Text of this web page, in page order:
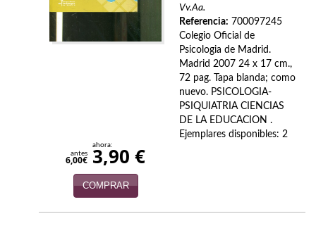
Vv.Aa.
Referencia: 700097245
Colegio Oficial de
Psicologia de Madrid.
Madrid 2007 24 x 17 cm.,
72 pag. Tapa blanda; como
nuevo. PSICOLOGIA-
PSIQUIATRIA CIENCIAS
DE LA EDUCACION .
Ejemplares disponibles: 2
antes
6,00€
ahora:
3,90 €
COMPRAR